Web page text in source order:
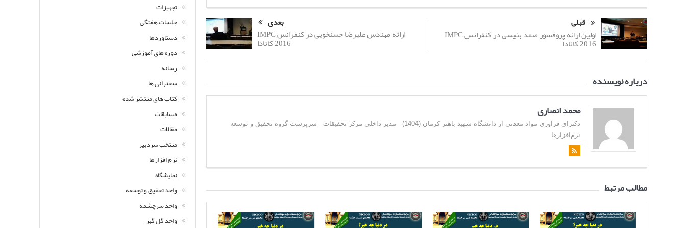
قبلی
اولین ارائه پروفسور صمد بنیسی در کنفرانس IMPC
2016 کانادا
بعدی
ارائه مهندس علیرضا حسنخویی در کنفرانس IMPC
2016 کانادا
درباره نویسنده
محمد انصاری
دکترای فرآوری مواد معدنی از دانشگاه شهید باهنر کرمان (1404) - مدیر داخلی مرکز تحقیقات - سرپرست گروه تحقیق و توسعه
نرم‌افزارها
مطالب مرتبط
تجهیزات
جلسات هفتگی
دستاوردها
دوره های آموزشی
رسانه
سخنرانی ها
کتاب های منتشر شده
مسابقات
مقالات
منتخب سردبیر
نرم افزارها
نمایشگاه
واحد تحقیق و توسعه
واحد سرچشمه
واحد گل گهر